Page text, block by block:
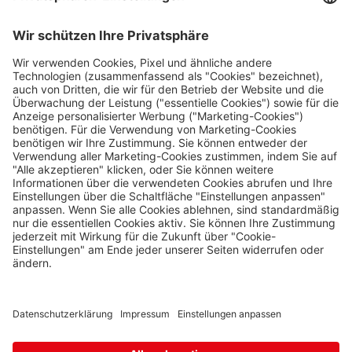
Slavonice
Fratres
Wolkerova 315, Slavonice,
378 81
11 Stk.
Strážný
Philippsreut
Hraniční přechod Strážný 13,
Strážný,384 43
53 Stk.
Studánky
Weigetschlag
45 Stk.
Svatý Kříž 1
4 Stk.
Nützliches
Impressum
Datenschutz
Die Travel FREE App zum Download
Folge uns auf Social Media